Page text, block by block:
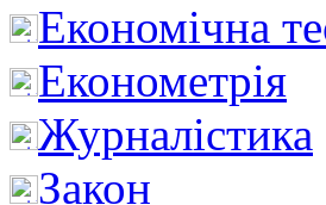
Економічна
Економетрія
Журналістика
Закон